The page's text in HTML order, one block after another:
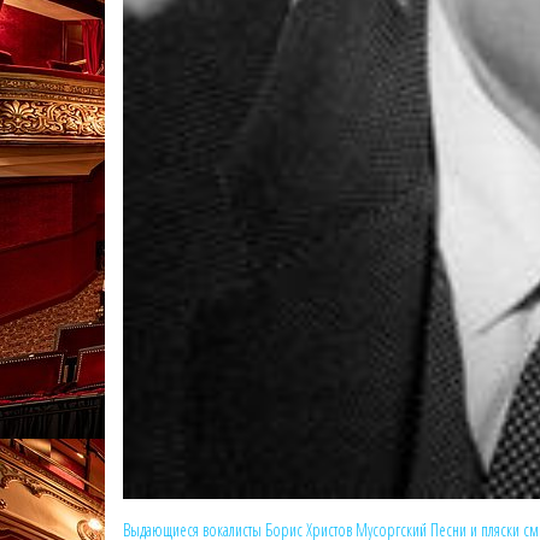
Выдающиеся вокалисты Борис Христов Мусоргский Песни и пляски